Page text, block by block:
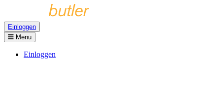
Einloggen
Menu
Einloggen